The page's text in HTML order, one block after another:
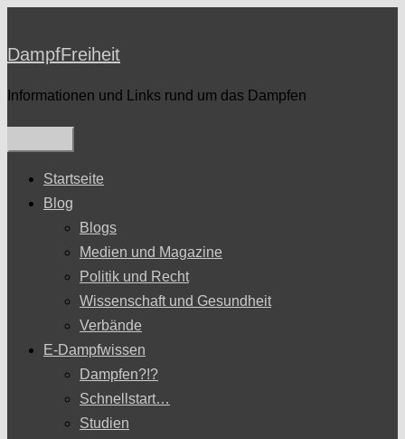
springen
DampfFreiheit
Informationen und Links rund um das Dampfen
Startseite
Blog
Blogs
Medien und Magazine
Politik und Recht
Wissenschaft und Gesundheit
Verbände
E-Dampfwissen
Dampfen?!?
Schnellstart…
Studien